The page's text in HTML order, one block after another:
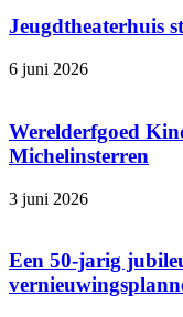
Jeugdtheaterhuis
6 juni 2026
Werelderfgoed
Michelinsterren
3 juni 2026
Een 50-jarig